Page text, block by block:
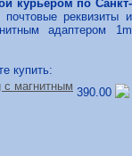
курьером по Санкт-
реквизиты и
адаптером 1m
купить:
с магнитным 390.00